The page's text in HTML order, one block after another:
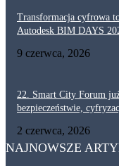
Transformacja cyfrowa
Autodesk BIM DAYS
9 czerwca, 2026
22. Smart City Forum
bezpieczeństwie,
2 czerwca, 2026
NAJNOWSZE